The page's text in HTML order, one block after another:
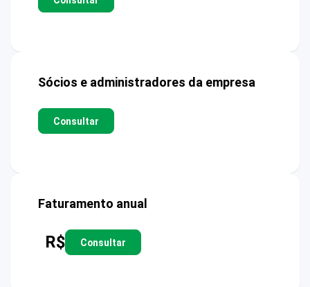
Sócios e administradores da empresa
Consultar
Faturamento anual
R$ Consultar